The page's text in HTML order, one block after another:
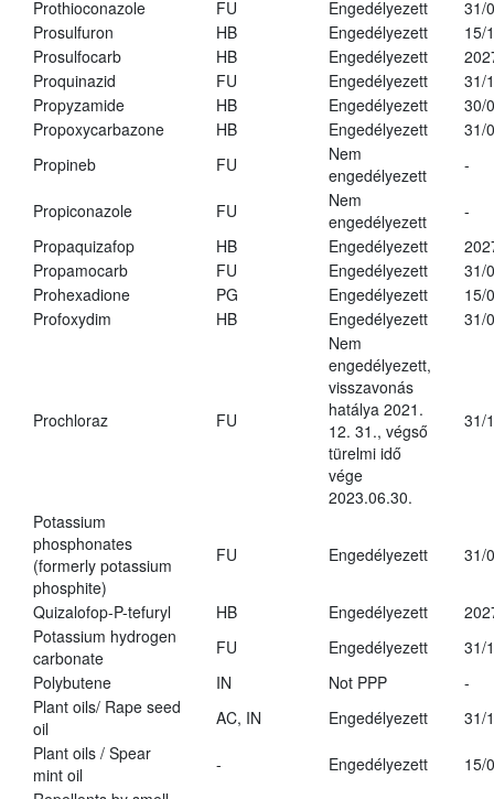
Prothioconazole
FU Engedélyezett
31/
Prosulfuron
HB Engedélyezett
15/
Prosulfocarb
HB Engedélyezett
Proquinazid
FU Engedélyezett
31/
Propyzamide
HB Engedélyezett
30/
Propoxycarbazone
HB Engedélyezett
31/
Propineb
FU
Nem
engedélyezett
-
Propiconazole FU
Nem
engedélyezett
-
Propaquizafop
HB Engedélyezett
Propamocarb
FU Engedélyezett
31/
Prohexadione
PG Engedélyezett
15/
Profoxydim
HB Engedélyezett 31/
Prochloraz FU
Nem
engedélyezett,
visszavonás
hatálya 2021.
12. 31., végső
türelmi idő
vége
2023.06.30.
31/
Potassium
phosphonates
(formerly potassium
phosphite)
FU Engedélyezett 31/
Quizalofop-P-tefuryl HB Engedélyezett
Potassium hydrogen
carbonate
FU Engedélyezett
31/
Polybutene
IN Not PPP
-
Plant oils/ Rape seed
oil
AC, IN Engedélyezett
31/
Plant oils / Spear
mint oil
- Engedélyezett
15/